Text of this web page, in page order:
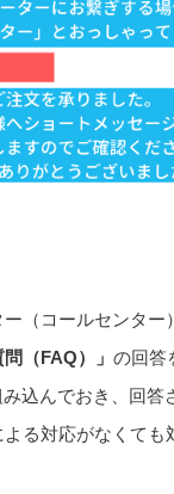
（コールセンター
（FAQ）」 の回答
込んでおき、回答
る対応がなくても